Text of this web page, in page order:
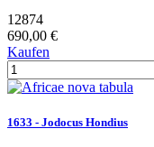
12874
690,00 €
Kaufen
1633 - Jodocus Hondius